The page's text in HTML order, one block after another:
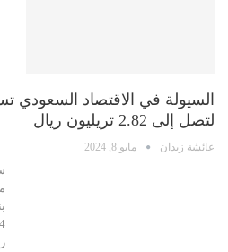
لتصل إلى 2.82 تريليون ريال
عائشة زيدان مايو 8, 2024